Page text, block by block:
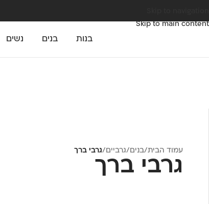
Skip to main content
בנות בנים נשים
עמוד הבית/בנים /גרביים /גרבי ברך
גרבי ברך